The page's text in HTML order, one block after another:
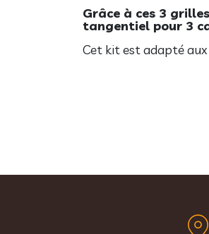
Grâce à ces 3
tangentiel pour 3
Cet kit est adapté